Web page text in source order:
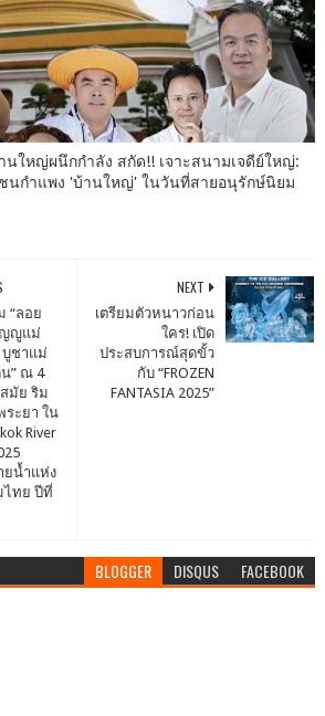
ใหญ่ผนึกกำลัง สกัด!! เจาะสนามเจดีย์ใหญ่:
นกำแพง 'บ้านใหญ่' ในวันที่สายอนุรักษ์นิยม
NEXT
เตรียมตัวหนาวก่อน
ใคร! เปิด
ประสบการณ์สุดขั้ว
กับ “FROZEN
FANTASIA 2025”
“ลอย
ญญูแม่
บูชาแม่
” ณ 4
มัย ริม
ระยา ใน
River
ยน้ำแห่ง
ทย ปีที่
BLOGGER DISQUS FACEBOOK